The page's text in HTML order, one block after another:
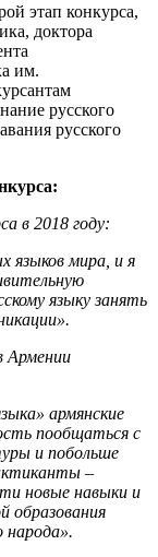
этап конкурса,
доктора
им.
русского
русского
в 2018 году:
языков мира, и я
языку занять
Армении
армянские
пообщаться с
и побольше
–
новые навыки и
образования
народа».